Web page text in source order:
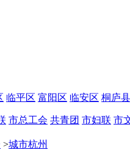
临平区 富阳区 临安区 桐庐县
市总工会 共青团 市妇联 市
>城市杭州